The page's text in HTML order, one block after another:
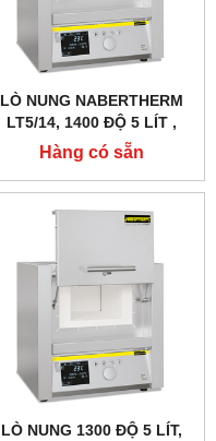
LÒ NUNG NABERTHERM
LT5/14, 1400 ĐỘ 5 LÍT ,
CỬA TRƯỢT LÊN
Hàng có sẵn
LÒ NUNG 1300 ĐỘ 5 LÍT,